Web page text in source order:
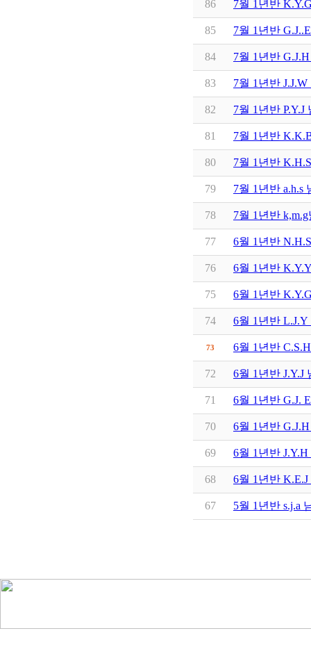
86 7월 1년반
85 7월 1년반
84 7월 1년반
83 7월 1년반
82 7월 1년반
81 7월 1년반
80 7월 1년반
79 7월 1년반 a.h.s
78 7월 1년반
77 6월 1년반
76 6월 1년반
75 6월 1년반
74 6월 1년반
73 6월 1년반
72 6월 1년반 J.Y.J
71 6월 1년반 G.J.
70 6월 1년반
69 6월 1년반
68 6월 1년반
67 5월 1년반 s.j.a